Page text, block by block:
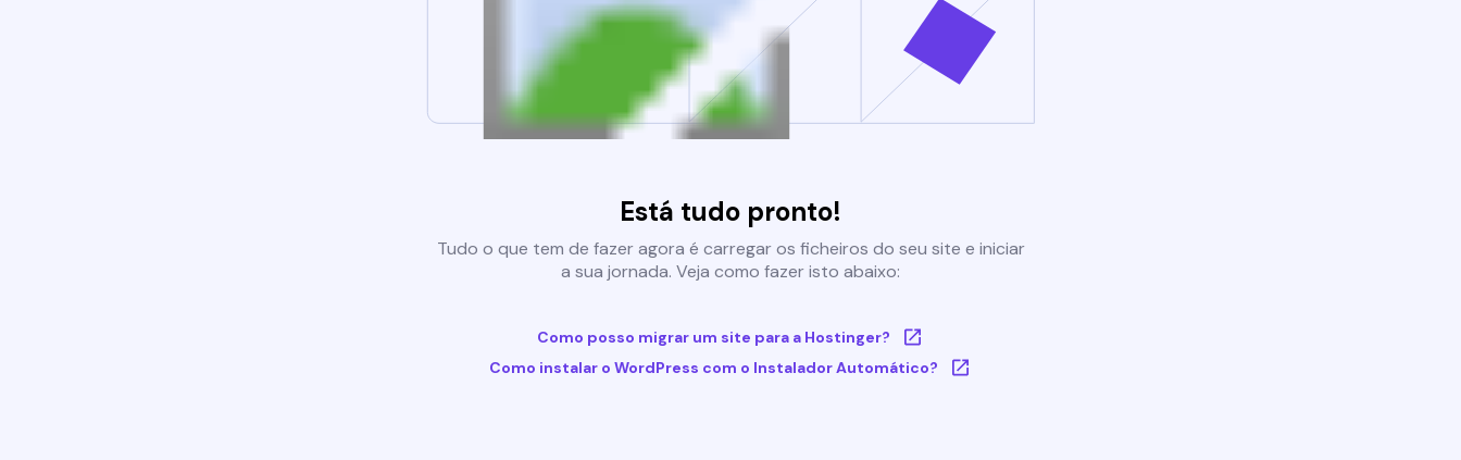
Está tudo pronto!
Tudo o que tem de fazer agora é carregar os ficheiros do seu site e iniciar
a sua jornada. Veja como fazer isto abaixo:
Como posso migrar um site para a Hostinger?
Como instalar o WordPress com o Instalador Automático?